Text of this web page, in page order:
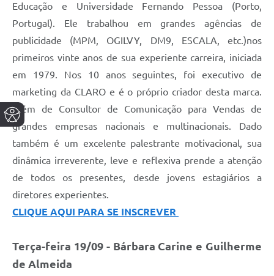
Educação e Universidade Fernando Pessoa (Porto,
Portugal). Ele trabalhou em grandes agências de
publicidade (MPM, OGILVY, DM9, ESCALA, etc.)nos
primeiros vinte anos de sua experiente carreira, iniciada
em 1979. Nos 10 anos seguintes, foi executivo de
marketing da CLARO e é o próprio criador desta marca.
Além de Consultor de Comunicação para Vendas de
grandes empresas nacionais e multinacionais. Dado
também é um excelente palestrante motivacional, sua
dinâmica irreverente, leve e reflexiva prende a atenção
de todos os presentes, desde jovens estagiários a
diretores experientes.
CLIQUE AQUI PARA SE INSCREVER
Terça-feira 19/09 - Bárbara Carine e Guilherme
de Almeida